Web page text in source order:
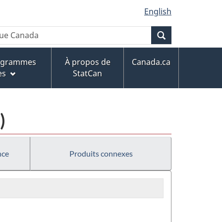
English
À propos de
StatCan
Canada.ca
Produits connexes